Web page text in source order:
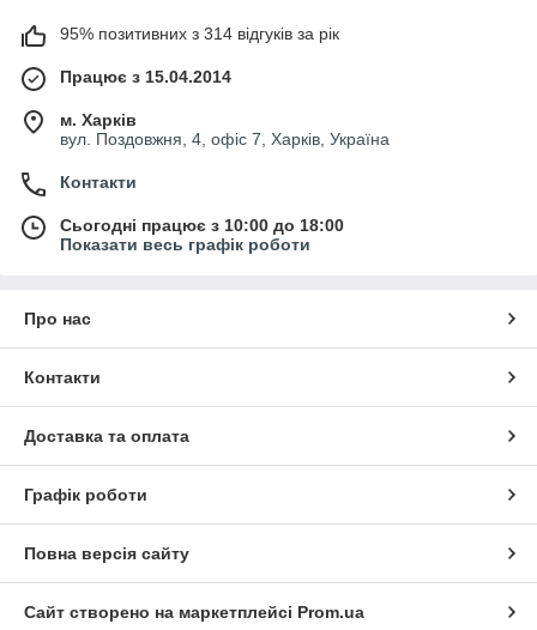
95% позитивних з 314 відгуків за рік
Працює з 15.04.2014
м. Харків
вул. Поздовжня, 4, офіс 7, Харків, Україна
Контакти
Сьогодні працює з 10:00 до 18:00
Показати весь графік роботи
Про нас
Контакти
Доставка та оплата
Графік роботи
Повна версія сайту
Сайт створено на маркетплейсі Prom.ua